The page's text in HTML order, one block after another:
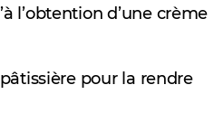
l’obtention d’une crème
pour la rendre